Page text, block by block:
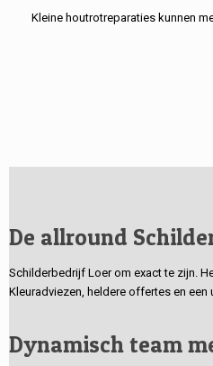
Kleine houtrotreparaties kunnen
De allround
Schilderbedrijf Loer om exact te zijn.
Kleuradviezen, heldere offertes en
Dynamisch team